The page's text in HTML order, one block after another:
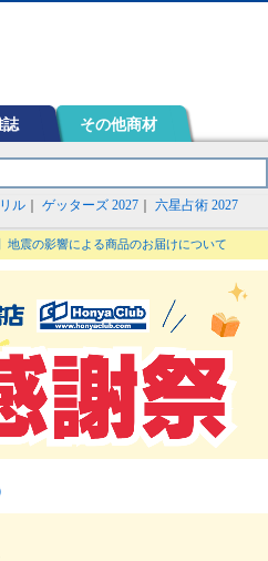
誌 その他商材
ル ゲッターズ 2027 六星占術 2027
地震の影響による商品のお届けについて